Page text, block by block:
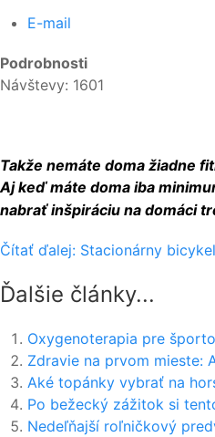
E-mail
Podrobnosti
Návštevy: 1601
Takže nemáte doma žiadne
Aj keď máte doma iba
nabrať inšpiráciu na domáci
Čítať ďalej: Stacionárny
Ďalšie články...
Oxygenoterapia pre
Zdravie na prvom mieste:
Aké topánky vybrať na
Po bežecký zážitok si
Nedeľňajší roľničkový